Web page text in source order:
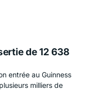
de 12 638
entrée au Guinness
milliers de